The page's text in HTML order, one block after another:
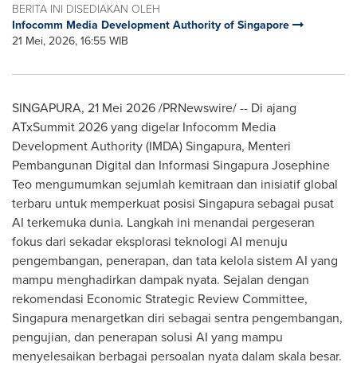
BERITA INI DISEDIAKAN OLEH
Infocomm Media Development Authority of Singapore
21 Mei, 2026, 16:55 WIB
SINGAPURA, 21 Mei 2026 /PRNewswire/ -- Di ajang
ATxSummit 2026 yang digelar Infocomm Media
Development Authority (IMDA) Singapura, Menteri
Pembangunan Digital dan Informasi Singapura Josephine
Teo mengumumkan sejumlah kemitraan dan inisiatif global
terbaru untuk memperkuat posisi Singapura sebagai pusat
AI terkemuka dunia. Langkah ini menandai pergeseran
fokus dari sekadar eksplorasi teknologi AI menuju
pengembangan, penerapan, dan tata kelola sistem AI yang
mampu menghadirkan dampak nyata. Sejalan dengan
rekomendasi Economic Strategic Review Committee,
Singapura menargetkan diri sebagai sentra pengembangan,
pengujian, dan penerapan solusi AI yang mampu
menyelesaikan berbagai persoalan nyata dalam skala besar.